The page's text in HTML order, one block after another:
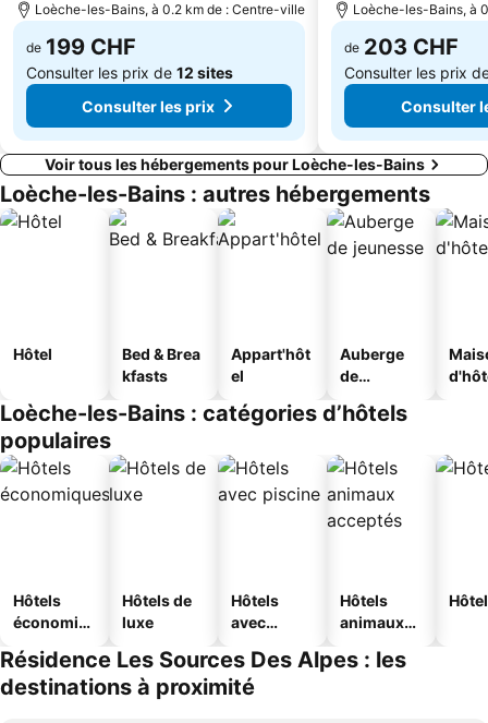
Loèche-les-Bains, à 0.2 km de : Centre-ville
de 199 CHF
Consulter les prix de 12 sites
Consulter les prix
Loèche-les-Bains, à
de 203 CHF
Consulter les prix
Consulter
Voir tous les hébergements pour Loèche-les-Bains
Loèche-les-Bains : autres hébergements
Hôtel
Bed & Brea
kfasts
Appart'hôt
el
Auberge
de
Loèche-les-Bains : catégories d’hôtels
populaires
Hôtels
économiq
Hôtels de
luxe
Hôtels
avec
Hôtels
animaux
Résidence Les Sources Des Alpes : les
destinations à proximité